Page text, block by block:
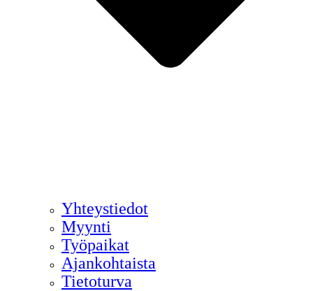
Yhteystiedot
Myynti
Työpaikat
Ajankohtaista
Tietoturva